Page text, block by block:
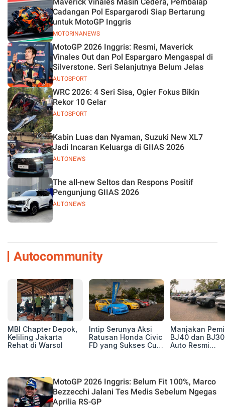
Jelas
MOTORINANEWS
Cadangan Pol Espargarodi Siap Bertarung
untuk MotoGP Inggris
AUTOSPORT
MotoGP 2026 Inggris: Resmi, Maverick
Vinales Out dan Pol Espargaro Mengaspal di
Silverstone. Seri Selanjutnya Belum Jelas
AUTOSPORT
WRC 2026: 4 Seri Sisa, Ogier Fokus Bikin
Rekor 10 Gelar
AUTONEWS
Kabin Luas dan Nyaman, Suzuki New XL7
Jadi Incaran Keluarga di GIIAS 2026
AUTONEWS
The all-new Seltos dan Respons Positif
Pengunjung GIIAS 2026
Autocommunity
MBI Chapter Depok,
Keliling Jakarta
Rehat di Warsol
Intip Serunya Aksi
Ratusan Honda Civic
FD yang Sukses Curi
Manjakan
BJ40 dan
Auto Resmi
MotoGP 2026 Inggris: Belum Fit 100%, Marco
Bezzecchi Jalani Tes Medis Sebelum Ngegas
Aprilia RS-GP